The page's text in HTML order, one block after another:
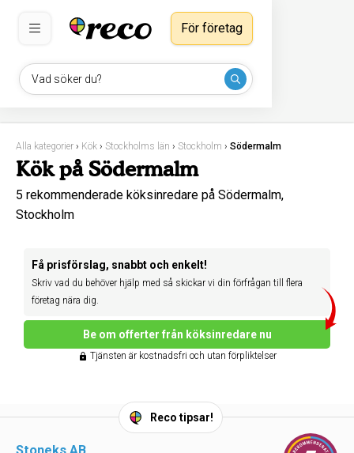
Vad söker du?
För företag
Alla kategorier › Kök › Stockholms län › Stockholm › Södermalm
Kök på Södermalm
5 rekommenderade köksinredare på Södermalm,
Stockholm
Få prisförslag, snabbt och enkelt!
Skriv vad du behöver hjälp med så skickar vi din förfrågan till flera
företag nära dig.
Be om offerter från köksinredare nu
Tjänsten är kostnadsfri och utan förpliktelser
Reco tipsar!
Stoneks AB